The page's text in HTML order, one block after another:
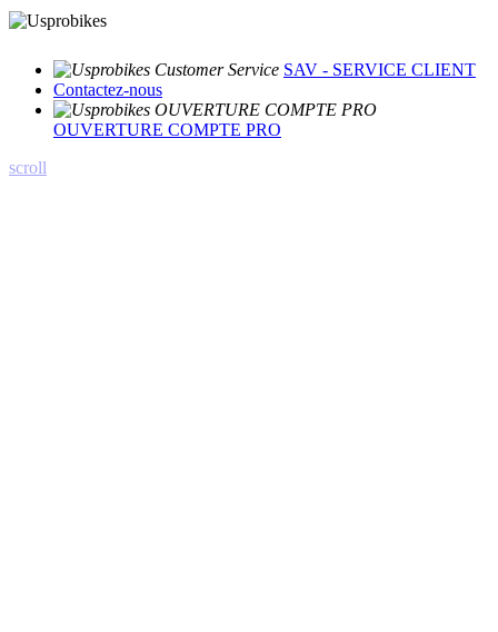
SAV - SERVICE CLIENT
Contactez-nous
OUVERTURE COMPTE PRO
scroll